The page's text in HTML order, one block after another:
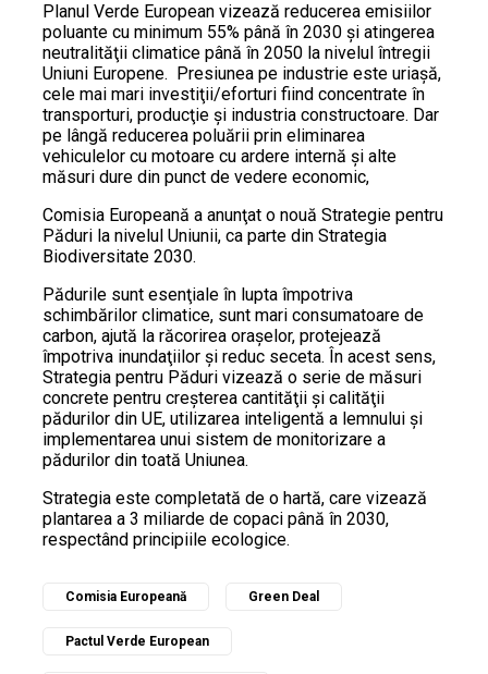
Planul Verde European vizează reducerea emisiilor
poluante cu minimum 55% până în 2030 şi atingerea
neutralităţii climatice până în 2050 la nivelul întregii
Uniuni Europene. Presiunea pe industrie este uriaşă,
cele mai mari investiţii/eforturi fiind concentrate în
transporturi, producţie şi industria constructoare. Dar
pe lângă reducerea poluării prin eliminarea
vehiculelor cu motoare cu ardere internă şi alte
măsuri dure din punct de vedere economic,
Comisia Europeană a anunţat o nouă Strategie pentru
Păduri la nivelul Uniunii, ca parte din Strategia
Biodiversitate 2030.
Pădurile sunt esenţiale în lupta împotriva
schimbărilor climatice, sunt mari consumatoare de
carbon, ajută la răcorirea oraşelor, protejează
împotriva inundaţiilor şi reduc seceta. În acest sens,
Strategia pentru Păduri vizează o serie de măsuri
concrete pentru creşterea cantităţii şi calităţii
pădurilor din UE, utilizarea inteligentă a lemnului şi
implementarea unui sistem de monitorizare a
pădurilor din toată Uniunea.
Strategia este completată de o hartă, care vizează
plantarea a 3 miliarde de copaci până în 2030,
respectând principiile ecologice.
Comisia Europeană Green Deal
Pactul Verde European